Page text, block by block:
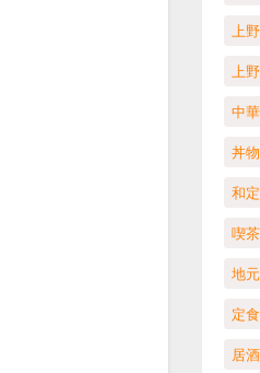
上
上
中華
丼物
和
喫
地
定
居